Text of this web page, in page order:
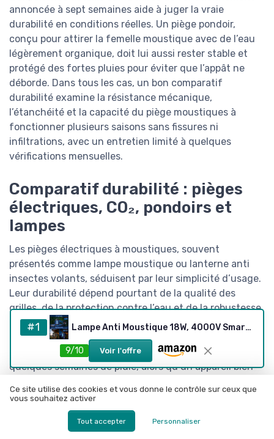
annoncée à sept semaines aide à juger la vraie
durabilité en conditions réelles. Un piège pondoir,
conçu pour attirer la femelle moustique avec de l’eau
légèrement organique, doit lui aussi rester stable et
protégé des fortes pluies pour éviter que l’appât ne
déborde. Dans tous les cas, un bon comparatif
durabilité examine la résistance mécanique,
l’étanchéité et la capacité du piège moustiques à
fonctionner plusieurs saisons sans fissures ni
infiltrations, avec un entretien limité à quelques
vérifications mensuelles.
Comparatif durabilité : pièges
électriques, CO₂, pondoirs et
lampes
Les pièges électriques à moustiques, souvent
présentés comme lampe moustique ou lanterne anti
insectes volants, séduisent par leur simplicité d’usage.
Leur durabilité dépend pourtant de la qualité des
grilles, de la protection contre l’eau et de la robustesse
des alimentations électriques exposées au jardin. Un
modèle mal isolé perd rapidement en efficacité et ne
parvient plus à capturer moustiques adultes après
quelques semaines de pluie, alors qu’un appareil bien
systèmes inspirés du Biogents piège misent sur une
stratégie plus proche du comportement naturel du
#1 Lampe Anti Moustique 18W, 4000V Smart Auto Piège Électrique Anti-Insectes Volants, 80 ㎡ Couverture IPX4 pour Usage Intérieur & Extérieur, Sûre pour Famille, Terrasse, Jardin Arrière, Camping
9/10 Voir l'offre
Ce site utilise des cookies et vous donne le contrôle sur ceux que
vous souhaitez activer
Tout accepter Personnaliser